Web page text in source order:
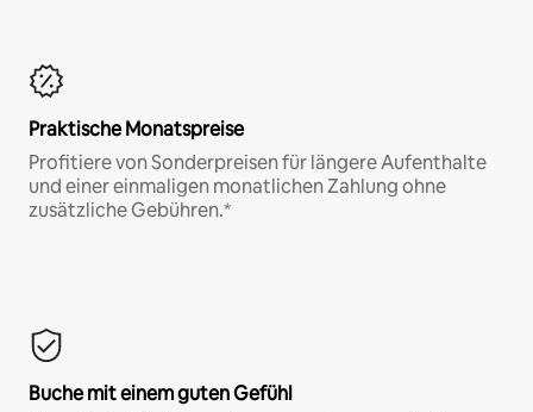
Praktische Monatspreise
Profitiere von Sonderpreisen für längere Aufenthalte
und einer einmaligen monatlichen Zahlung ohne
zusätzliche Gebühren.*
Buche mit einem guten Gefühl